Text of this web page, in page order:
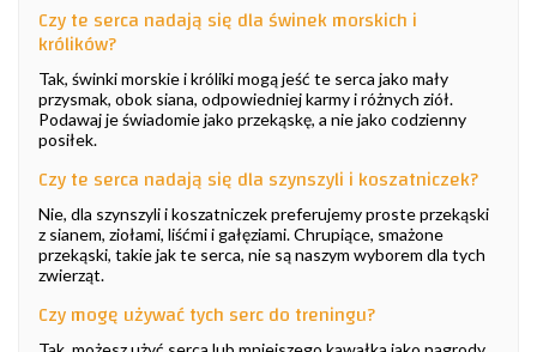
Czy te serca nadają się dla świnek morskich i
królików?
Tak, świnki morskie i króliki mogą jeść te serca jako mały
przysmak, obok siana, odpowiedniej karmy i różnych ziół.
Podawaj je świadomie jako przekąskę, a nie jako codzienny
posiłek.
Czy te serca nadają się dla szynszyli i koszatniczek?
Nie, dla szynszyli i koszatniczek preferujemy proste przekąski
z sianem, ziołami, liśćmi i gałęziami. Chrupiące, smażone
przekąski, takie jak te serca, nie są naszym wyborem dla tych
zwierząt.
Czy mogę używać tych serc do treningu?